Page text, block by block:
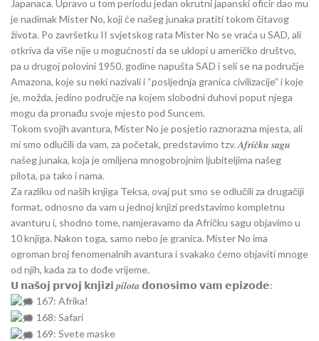
Japanaca. Upravo u tom periodu jedan okrutni japanski oficir dao mu
je nadimak Mister No, koji će našeg junaka pratiti tokom čitavog
života. Po završetku II svjetskog rata Mister No se vraća u SAD, ali
otkriva da više nije u mogućnosti da se uklopi u američko društvo,
pa u drugoj polovini 1950. godine napušta SAD i seli se na područje
Amazona, koje su neki nazivali i “posljednja granica civilizacije” i koje
je, možda, jedino područje na kojem slobodni duhovi poput njega
mogu da pronađu svoje mjesto pod Suncem.
Tokom svojih avantura, Mister No je posjetio raznorazna mjesta, ali
mi smo odlučili da vam, za početak, predstavimo tzv. 𝑨𝒇𝒓𝒊𝒄̌𝒌𝒖 𝒔𝒂𝒈𝒖
našeg junaka, koja je omiljena mnogobrojnim ljubiteljima našeg
pilota, pa tako i nama.
Za razliku od naših knjiga Teksa, ovaj put smo se odlučili za drugačiji
format, odnosno da vam u jednoj knjizi predstavimo kompletnu
avanturu i, shodno tome, namjeravamo da Afričku sagu objavimo u
10 knjiga. Nakon toga, samo nebo je granica. Mister No ima
ogroman broj fenomenalnih avantura i svakako ćemo objaviti mnoge
od njih, kada za to dođe vrijeme.
𝗨 𝗻𝗮𝘀̌𝗼𝗷 𝗽𝗿𝘃𝗼𝗷 𝗸𝗻𝗷𝗶𝘇𝗶 𝒑𝒊𝒍𝒐𝒕𝒂 𝗱𝗼𝗻𝗼𝘀𝗶𝗺𝗼 𝘃𝗮𝗺 𝗲𝗽𝗶𝘇𝗼𝗱𝗲:
167: Afrika!
168: Safari
169: Svete maske